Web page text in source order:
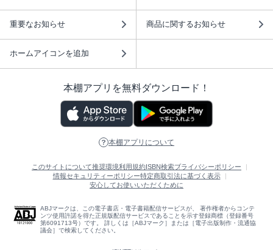
重要なお知らせ 商品に関するお知らせ
ホームアイコンを追加
本棚アプリを無料ダウンロード！
本棚アプリについて
このサイトについて推奨環境利用規約ISBN検索プライバシーポリシー
情報セキュリティーポリシー特定商取引法に基づく表示
安心してお使いいただくために
ABJマークは、この電子書店・電子書籍配信サービスが、 著作権者からコンテ
ンツ使用許諾を得た正規版配信サービスであることを示す登録商標（登録番号
第6091713号）です。 詳しくは［ABJマーク］または［電子出版制作・流通協
議会］で検索してください。